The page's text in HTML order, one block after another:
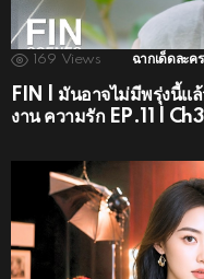
169 Views ฉากเด็ดละคร
FIN | มันอาจไม่มีพรุ่งนี้แ
งาน ความรัก EP.11 |